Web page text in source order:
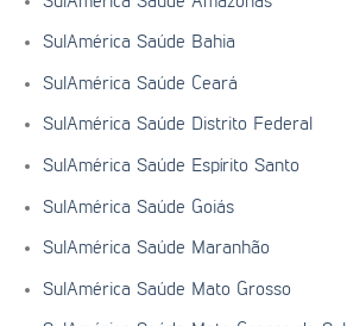
SulAmérica Saúde Bahia
SulAmérica Saúde Ceará
SulAmérica Saúde Distrito Federal
SulAmérica Saúde Espírito Santo
SulAmérica Saúde Goiás
SulAmérica Saúde Maranhão
SulAmérica Saúde Mato Grosso